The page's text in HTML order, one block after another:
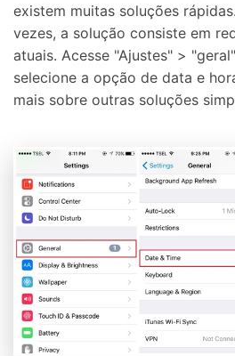
existem muitas soluções
vezes, a solução consiste em
atuais. Acesse "Ajustes" >
selecione a opção de data e
mais sobre outras soluções